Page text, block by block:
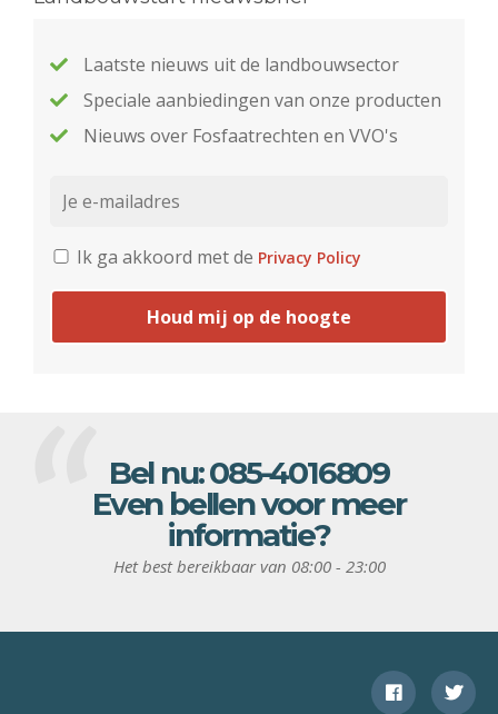
Laatste nieuws uit de landbouwsector
Speciale aanbiedingen van onze producten
Nieuws over Fosfaatrechten en VVO's
Ik ga akkoord met de Privacy Policy
Houd mij op de hoogte
Bel nu:085-4016809
Even bellen voor meer
informatie?
Het best bereikbaar van 08:00 - 23:00